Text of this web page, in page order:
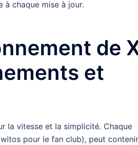
à chaque mise à jour.
de
et
la vitesse et la simplicité. Chaque
pour le fan club), peut contenir